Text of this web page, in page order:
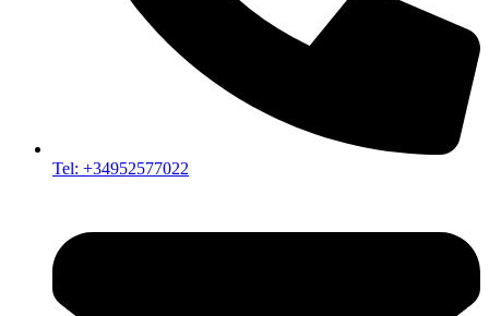
Tel: +34952577022